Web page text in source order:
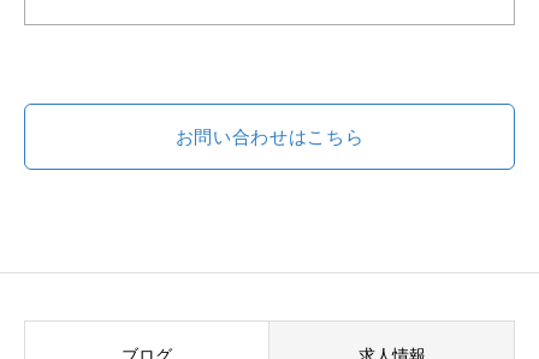
お問い合わせはこちら